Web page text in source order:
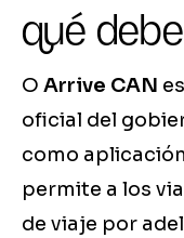
qué
O Arrive CAN
oficial del
como
permite a los
de viaje por